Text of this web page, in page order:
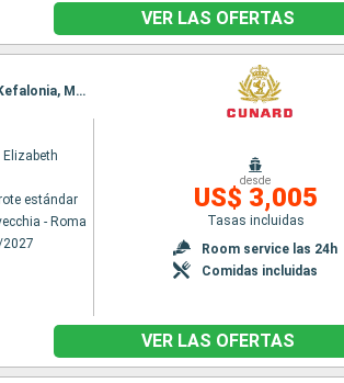
VER LAS OFERTAS
Itinerario : Civitavecchia - Roma, La Valetta, Split, Zadar, Trieste, Dubrovnik, Corfú, Kefalonia, Messina (estrecho), Salerno, Civitavecchia - Roma
Elizabeth
estándar
- Roma
desde
US$ 3,005
Tasas incluidas
Room service las 24h
Comidas incluidas
VER LAS OFERTAS